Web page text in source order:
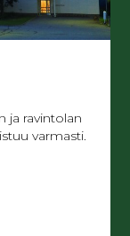
ja ravintolan
varmasti.